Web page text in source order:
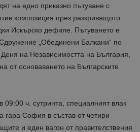
на едно приказно пътуване с
композиция през разкриващото
Искърско дефиле. Пътуването е
Обединени Балкани“ по
на Независимостта на България
от основаването на Българските
09:00 ч. сутринта специалният влак
гара София в състав от четири
и един вагон от правителствения